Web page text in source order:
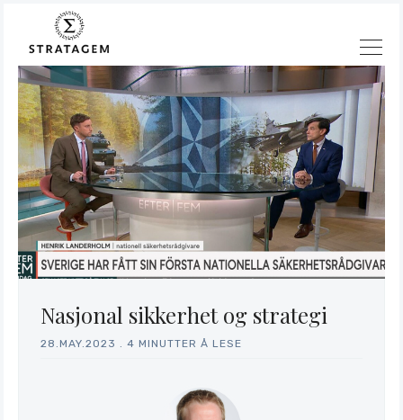
Stratagem
Nasjonal sikkerhet og strategi
28.MAY.2023 4 MINUTTER Å LESE